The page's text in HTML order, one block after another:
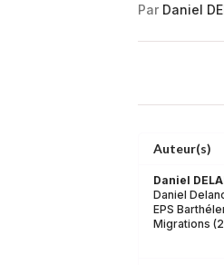
Par Daniel
Auteur(s)
Daniel
Daniel
EPS
Migrations